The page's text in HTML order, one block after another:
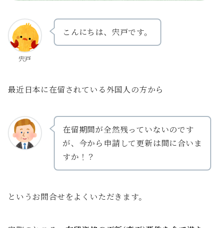
宍戸
こんにちは、宍戸です。
最近日本に在留されている外国人の方から
在留期間が全然残っていないのです
が、今から申請して更新は間に合いま
すか！？
というお問合せをよくいただきます。